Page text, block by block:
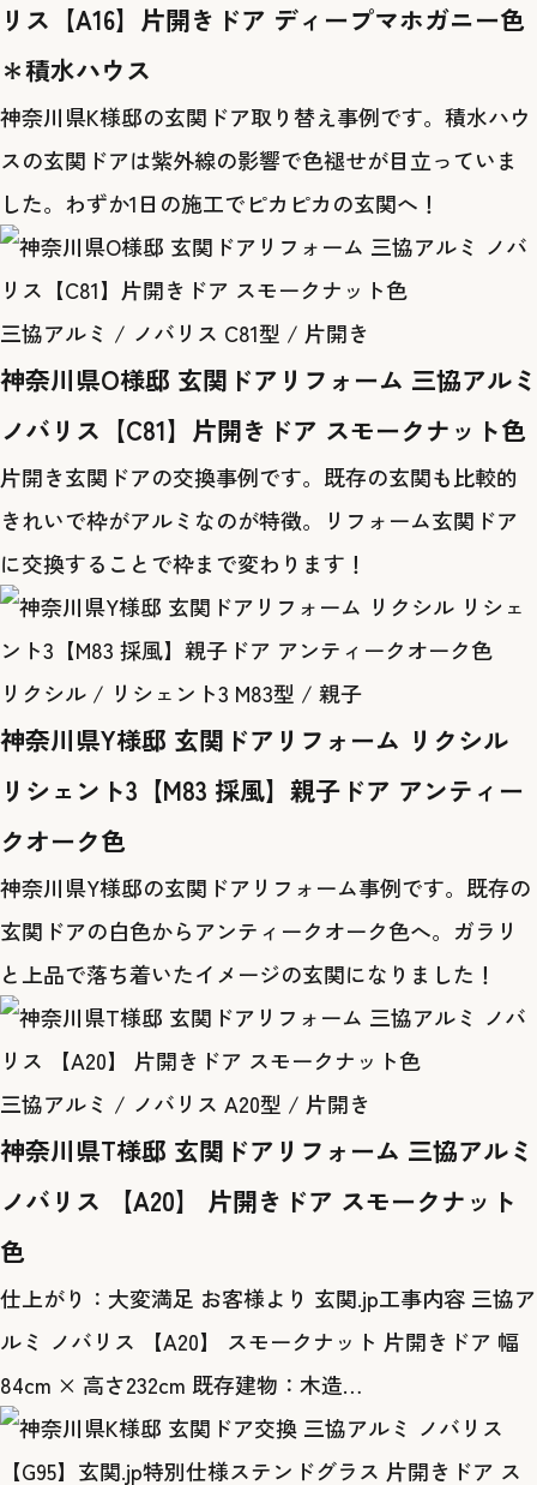
リス【A16】片開きドア ディープマホガニー色
＊積水ハウス
神奈川県K様邸の玄関ドア取り替え事例です。積水ハウ
スの玄関ドアは紫外線の影響で色褪せが目立っていま
した。わずか1日の施工でピカピカの玄関へ！
三協アルミ / ノバリス C81型 / 片開き
神奈川県O様邸 玄関ドアリフォーム 三協アルミ
ノバリス【C81】片開きドア スモークナット色
片開き玄関ドアの交換事例です。既存の玄関も比較的
きれいで枠がアルミなのが特徴。リフォーム玄関ドア
に交換することで枠まで変わります！
リクシル / リシェント3 M83型 / 親子
神奈川県Y様邸 玄関ドアリフォーム リクシル
リシェント3【M83 採風】親子ドア アンティー
クオーク色
神奈川県Y様邸の玄関ドアリフォーム事例です。既存の
玄関ドアの白色からアンティークオーク色へ。ガラリ
と上品で落ち着いたイメージの玄関になりました！
三協アルミ / ノバリス A20型 / 片開き
神奈川県T様邸 玄関ドアリフォーム 三協アルミ
ノバリス 【A20】 片開きドア スモークナット
色
仕上がり：大変満足 お客様より 玄関.jp工事内容 三協ア
ルミ ノバリス 【A20】 スモークナット 片開きドア 幅
84cm × 高さ232cm 既存建物：木造…